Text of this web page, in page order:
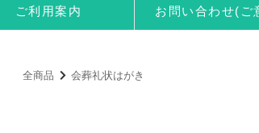
ご利用案内 お問い合わせ(ご
全商品 会葬礼状はがき